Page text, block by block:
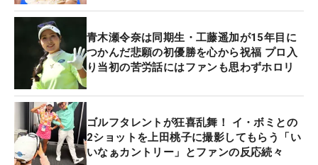
青木瀬令奈は同期生・工藤遥加が15年目に
つかんだ悲願の初優勝を心から祝福 プロ入
り当初の苦労話にはファンも思わずホロリ
ゴルフタレントが狂喜乱舞！ イ・ボミとの
2ショットを上田桃子に撮影してもらう「い
いなぁカントリー」とファンの反応続々